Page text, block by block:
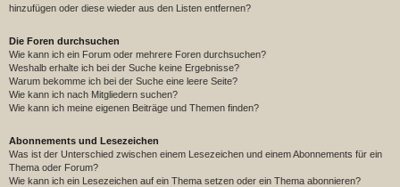
hinzufügen oder diese wieder aus den Listen entfernen?
Die Foren durchsuchen
Wie kann ich ein Forum oder mehrere Foren durchsuchen?
Weshalb erhalte ich bei der Suche keine Ergebnisse?
Warum bekomme ich bei der Suche eine leere Seite?
Wie kann ich nach Mitgliedern suchen?
Wie kann ich meine eigenen Beiträge und Themen finden?
Abonnements und Lesezeichen
Was ist der Unterschied zwischen einem Lesezeichen und einem Abonnements für ein
Thema oder Forum?
Wie kann ich ein Lesezeichen auf ein Thema setzen oder ein Thema abonnieren?